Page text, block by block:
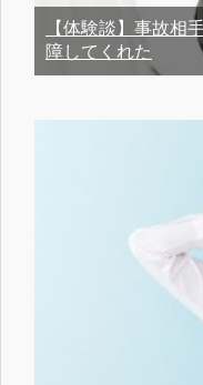
【体験談】事故相
障してくれた